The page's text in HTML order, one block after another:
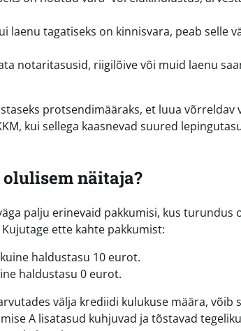
laenu tagatiseks on kinnisvara, peab selle
notaritasusid, riigilõive või muid laenu
protsendimääraks, et luua võrreldav
kui sellega kaasnevad suured
näitaja?
palju erinevaid pakkumisi, kus turundus
ette kahte pakkumist:
haldustasu 10 eurot.
haldustasu 0 eurot.
välja krediidi kulukuse määra, võib
A lisatasud kuhjuvad ja tõstavad